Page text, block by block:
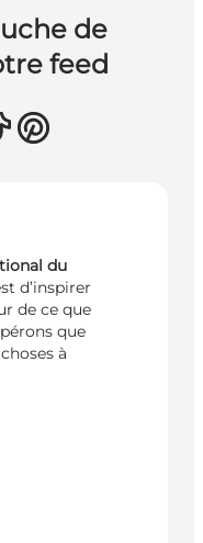
de
feed
du
d’inspirer
de ce que
que
à